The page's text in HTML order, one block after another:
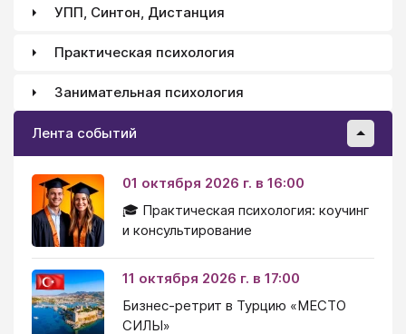
УПП, Синтон, Дистанция
Практическая психология
Занимательная психология
Лента событий
01 октября 2026 г. в 16:00
🎓 Практическая психология: коучинг
и консультирование
11 октября 2026 г. в 17:00
Бизнес-ретрит в Турцию «МЕСТО
СИЛЫ»